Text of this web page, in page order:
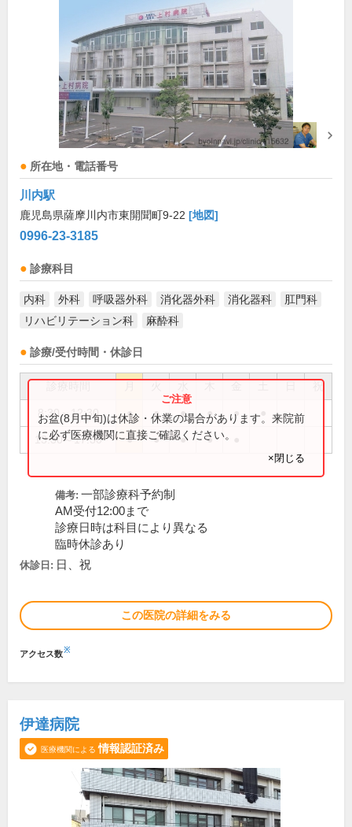
所在地・電話番号
川内駅
鹿児島県薩摩川内市東開聞町9-22 [地図]
0996-23-3185
診療科目
内科 外科 呼吸器外科 消化器外科 消化器科
肛門科
リハビリテーション科
麻酔科
診療/受付時間・休診日
祝
8:30～12:30 ● ● ● ● ●
13:30～17:30 ● ● ● ●
お盆(8月中旬)は休診・休業の場合があります。来院前
に必ず医療機関に直接ご確認ください。
×閉じる
備考: 一部診療科予約制
AM受付12:00まで
診療日時は科目により異なる
臨時休診あり
休診日: 日、祝
この医院の詳細をみる
アクセス数※
伊達病院
医療機関による 情報認証済み